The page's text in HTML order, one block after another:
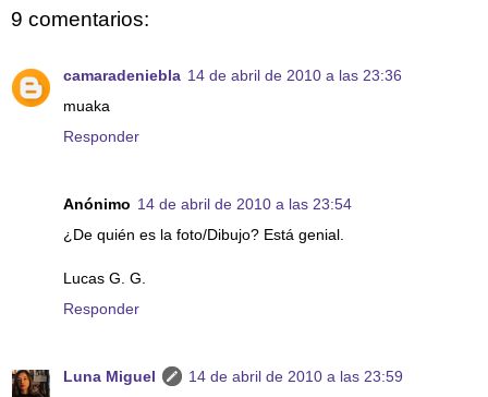
9 comentarios:
camaradeniebla 14 de abril de 2010 a las 23:36
muaka
Responder
Anónimo 14 de abril de 2010 a las 23:54
¿De quién es la foto/Dibujo? Está genial.
Lucas G. G.
Responder
Luna Miguel
14 de abril de 2010 a las 23:59